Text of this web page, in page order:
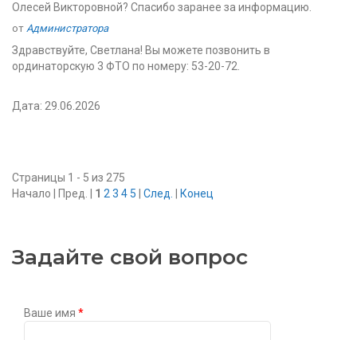
Олесей Викторовной? Спасибо заранее за информацию.
от Администратора
Здравствуйте, Светлана! Вы можете позвонить в
ординаторскую 3 ФТО по номеру: 53-20-72.
Дата: 29.06.2026
Страницы 1 - 5 из 275
Начало | Пред. | 1 2 3 4 5 След. Конец
Задайте свой вопрос
Ваше имя *